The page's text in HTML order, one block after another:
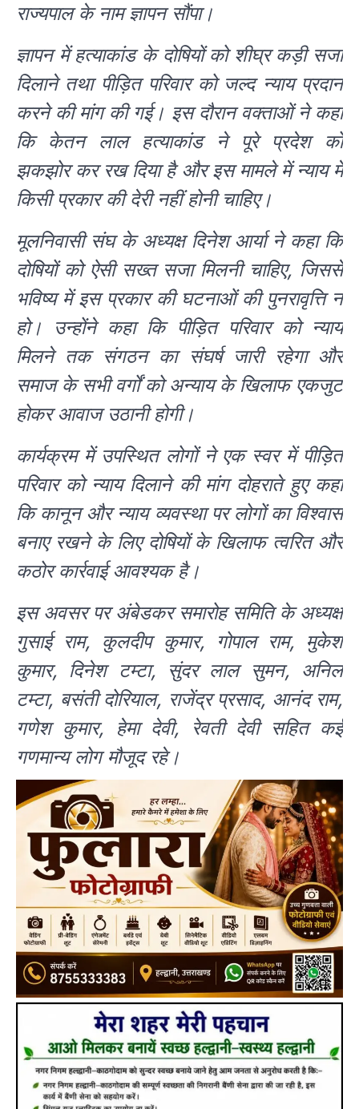
राज्यपाल के नाम ज्ञापन सौंपा।
ज्ञापन में हत्याकांड के दोषियों को शीघ्र कड़ी सजा
दिलाने तथा पीड़ित परिवार को जल्द न्याय प्रदान
करने की मांग की गई। इस दौरान वक्ताओं ने कहा
कि केतन लाल हत्याकांड ने पूरे प्रदेश को
झकझोर कर रख दिया है और इस मामले में न्याय में
किसी प्रकार की देरी नहीं होनी चाहिए।
मूलनिवासी संघ के अध्यक्ष दिनेश आर्या ने कहा कि
दोषियों को ऐसी सख्त सजा मिलनी चाहिए, जिससे
भविष्य में इस प्रकार की घटनाओं की पुनरावृत्ति न
हो। उन्होंने कहा कि पीड़ित परिवार को न्याय
मिलने तक संगठन का संघर्ष जारी रहेगा और
समाज के सभी वर्गों को अन्याय के खिलाफ एकजुट
होकर आवाज उठानी होगी।
कार्यक्रम में उपस्थित लोगों ने एक स्वर में पीड़ित
परिवार को न्याय दिलाने की मांग दोहराते हुए कहा
कि कानून और न्याय व्यवस्था पर लोगों का विश्वास
बनाए रखने के लिए दोषियों के खिलाफ त्वरित और
कठोर कार्रवाई आवश्यक है।
इस अवसर पर अंबेडकर समारोह समिति के अध्यक्ष
गुसाई राम, कुलदीप कुमार, गोपाल राम, मुकेश
कुमार, दिनेश टम्टा, सुंदर लाल सुमन, अनिल
टम्टा, बसंती दोरियाल, राजेंद्र प्रसाद, आनंद राम,
गणेश कुमार, हेमा देवी, रेवती देवी सहित कई
गणमान्य लोग मौजूद रहे।